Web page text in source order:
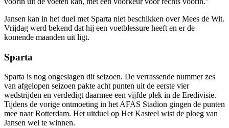
Jansen kan in het duel met Sparta niet beschikken over Mees de Wit.
Vrijdag werd bekend dat hij een voetblessure heeft en er de
komende maanden uit ligt.
Sparta
Sparta is nog ongeslagen dit seizoen. De verrassende nummer zes
van afgelopen seizoen pakte acht punten uit de eerste vier
wedstrijden en verdedigt daarmee een vijfde plek in de Eredivisie.
Tijdens de vorige ontmoeting in het AFAS Stadion gingen de punten
mee naar Rotterdam. Het uitduel op Het Kasteel wist de ploeg van
Jansen wel te winnen.